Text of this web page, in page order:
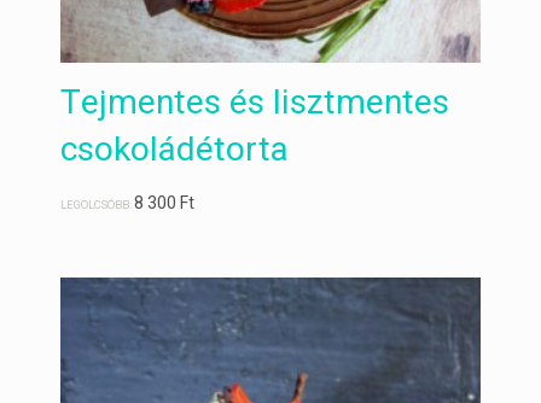
Tejmentes és lisztmentes
csokoládétorta
LEGOLCSÓBB:8 300Ft